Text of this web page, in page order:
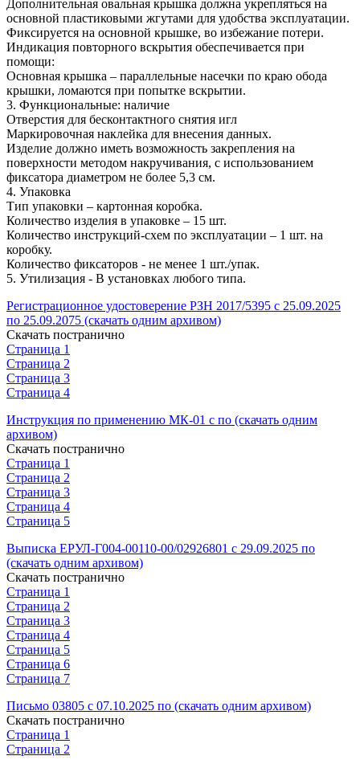
Дополнительная овальная крышка должна укрепляться на
основной пластиковыми жгутами для удобства эксплуатации.
Фиксируется на основной крышке, во избежание потери.
Индикация повторного вскрытия обеспечивается при
помощи:
Основная крышка – параллельные насечки по краю обода
крышки, ломаются при попытке вскрытии.
3. Функциональные: наличие
Отверстия для бесконтактного снятия игл
Маркировочная наклейка для внесения данных.
Изделие должно иметь возможность закрепления на
поверхности методом накручивания, с использованием
фиксатора диаметром не более 5,3 см.
4. Упаковка
Тип упаковки – картонная коробка.
Количество изделия в упаковке – 15 шт.
Количество инструкций-схем по эксплуатации – 1 шт. на
коробку.
Количество фиксаторов - не менее 1 шт./упак.
5. Утилизация - В установках любого типа.
Регистрационное удостоверение РЗН 2017/5395 с 25.09.2025
по 25.09.2075 (скачать одним архивом)
Скачать постранично
Страница 1
Страница 2
Страница 3
Страница 4
Инструкция по применению МК-01 с по (скачать одним
архивом)
Скачать постранично
Страница 1
Страница 2
Страница 3
Страница 4
Страница 5
Выписка ЕРУЛ-Г004-00110-00/02926801 с 29.09.2025 по
(скачать одним архивом)
Скачать постранично
Страница 1
Страница 2
Страница 3
Страница 4
Страница 5
Страница 6
Страница 7
Письмо 03805 с 07.10.2025 по (скачать одним архивом)
Скачать постранично
Страница 1
Страница 2